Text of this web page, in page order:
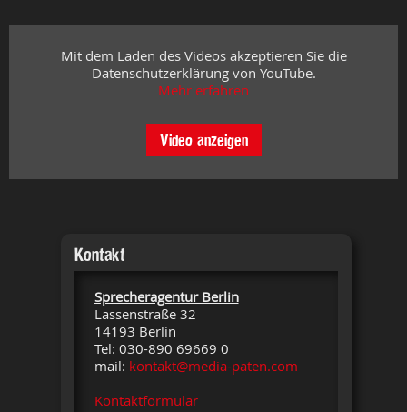
Mit dem Laden des Videos akzeptieren Sie die
Datenschutzerklärung von YouTube.
Mehr erfahren
Video anzeigen
Kontakt
Sprecheragentur Berlin
Lassenstraße 32
14193 Berlin
Tel: 030-890 69669 0
mail: kontakt@media-paten.com
Kontaktformular